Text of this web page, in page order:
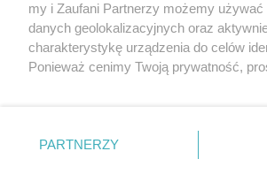
Nasze serwisy
Aktualności
Tcz24
Historia miasta
my i Zaufani Partnerzy możemy używać
danych geolokalizacyjnych oraz
charakterystykę urządzenia do celów
Ponieważ cenimy Twoją prywatność,
znajdujący się w lewym dolnym rogu
PARTNERZY